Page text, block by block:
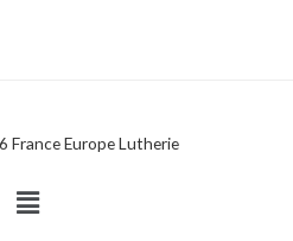
Europe Lutherie
Menu